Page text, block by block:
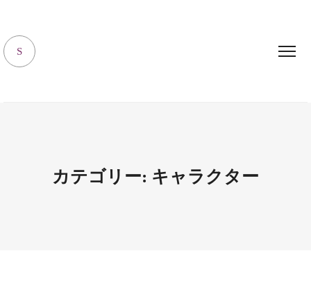
S
カテゴリー: キャラクター